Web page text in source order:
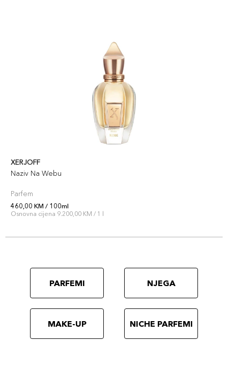
XERJOFF
Naziv Na Webu
Parfem
460,00 KM / 100ml
Osnovna cijena 9.200,00 KM / 1 l
PARFEMI NJEGA
MAKE-UP NICHE PARFEMI